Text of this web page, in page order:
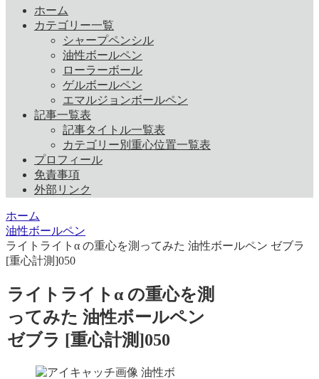
ホーム
カテゴリー一覧
シャープペンシル
油性ボールペン
ローラーボール
ゲルボールペン
エマルジョンボールペン
記事一覧表
記事タイトル一覧表
カテゴリー別重心位置一覧表
プロフィール
免責事項
外部リンク
ホーム
油性ボールペン
ライトライトα の重心を測ってみた 油性ボールペン ゼブラ
[重心計測]050
ライトライトα の重心を測
ってみた 油性ボールペン
ゼブラ [重心計測]050
油性ボ